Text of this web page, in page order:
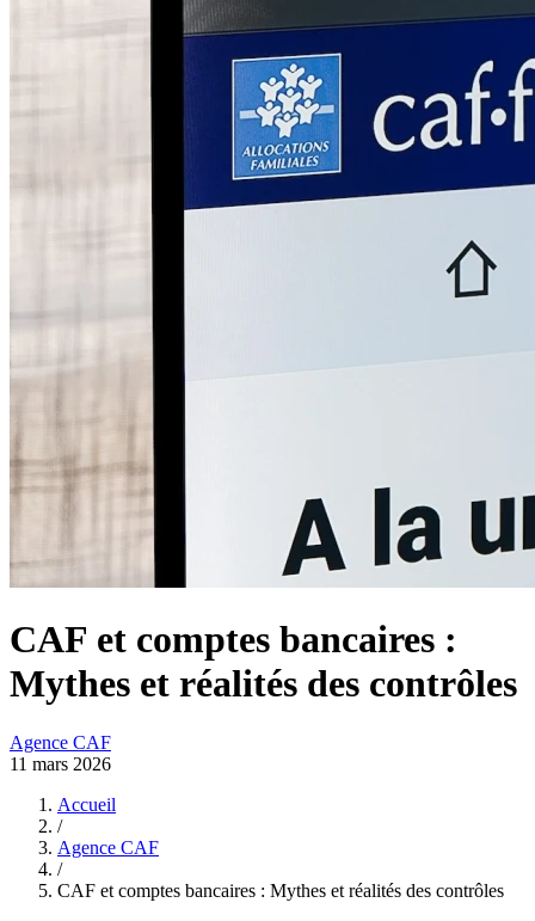
CAF et comptes bancaires :
Mythes et réalités des contrôles
Agence CAF
11 mars 2026
Accueil
/
Agence CAF
/
CAF et comptes bancaires : Mythes et réalités des contrôles